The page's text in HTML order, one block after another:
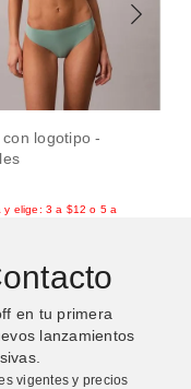
con logotipo -
en tu primera
lanzamientos
vigentes y precios